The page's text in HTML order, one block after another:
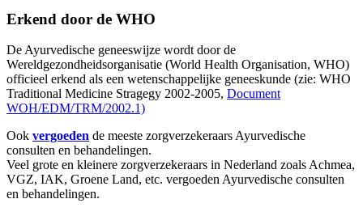
Erkend door de WHO
De Ayurvedische geneeswijze wordt door de
Wereldgezondheidsorganisatie (World Health Organisation, WHO)
officieel erkend als een wetenschappelijke geneeskunde (zie: WHO
Traditional Medicine Stragegy 2002-2005, Document
WOH/EDM/TRM/2002.1)
Ook vergoeden de meeste zorgverzekeraars Ayurvedische
consulten en behandelingen.
Veel grote en kleinere zorgverzekeraars in Nederland zoals Achmea,
VGZ, IAK, Groene Land, etc. vergoeden Ayurvedische consulten
en behandelingen.